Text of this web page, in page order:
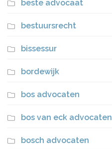
beste advocaat
bestuursrecht
bissessur
bordewijk
bos advocaten
bos van eck advocaten
bosch advocaten